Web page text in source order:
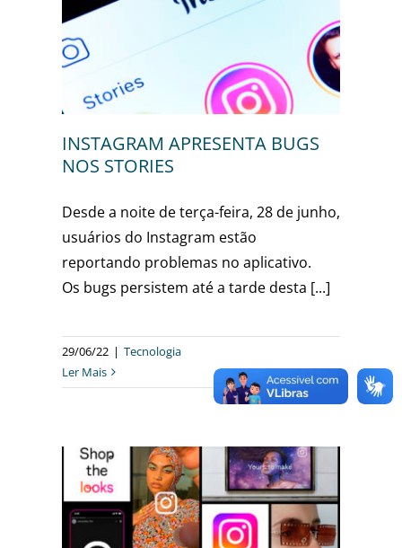
INSTAGRAM APRESENTA BUGS
NOS STORIES
Desde a noite de terça-feira, 28 de junho,
usuários do Instagram estão
reportando problemas no aplicativo.
Os bugs persistem até a tarde desta [...]
29/06/22 | Tecnologia
Ler Mais